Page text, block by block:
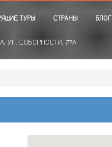
ТУРЫ СТРАНЫ БЛОГ
УЛ. СОБОРНОСТИ, 77А